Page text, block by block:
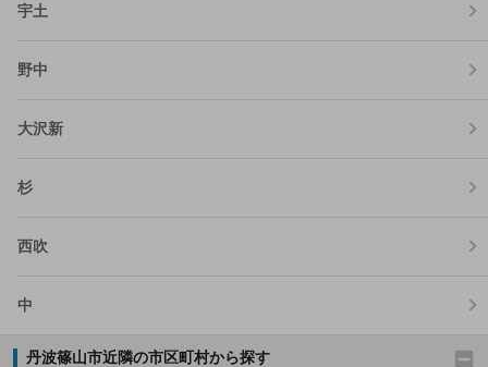
宇土
野中
大沢新
杉
西吹
中
丹波篠山市近隣の市区町村から探す